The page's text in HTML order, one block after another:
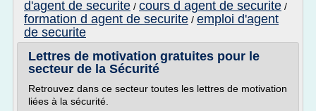
d'agent de securite / cours d agent de securite /
formation d agent de securite / emploi d'agent
de securite
Lettres de motivation gratuites pour le
secteur de la Sécurité
Retrouvez dans ce secteur toutes les lettres de motivation
liées à la sécurité.